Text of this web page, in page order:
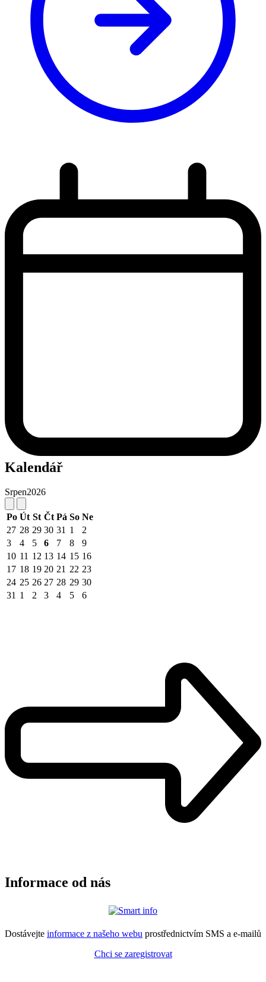
Kalendář
Srpen2026
Po Út St Čt Pá So Ne
27 28 29 30 31 1
2
3
4 5 6 7 8
9
10 11 12 13 14 15 16
17 18 19 20 21 22 23
24 25 26 27 28 29 30
31 1 2 3 4 5 6
Informace od nás
Dostávejte informace z našeho webu prostřednictvím SMS a e-mailů
Chci se zaregistrovat